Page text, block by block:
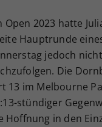
2023 hatte
Hauptrunde
jedoch
Die
13 im Melbourne
stündiger
in den